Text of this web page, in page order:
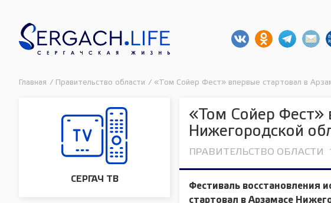
Главная / Правительство области / «Том Сойер Фест» впервые стартовал в
СЕРГАЧ ТВ
«Том Сойер Фест»
Нижегородской
ПРАВИТЕЛЬСТВО ОБЛАСТИ
Фестиваль восстановления
стартовал в Арзамасе